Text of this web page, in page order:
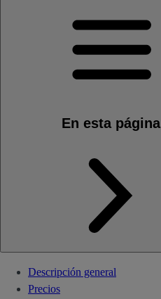
En esta página
Descripción general
Precios